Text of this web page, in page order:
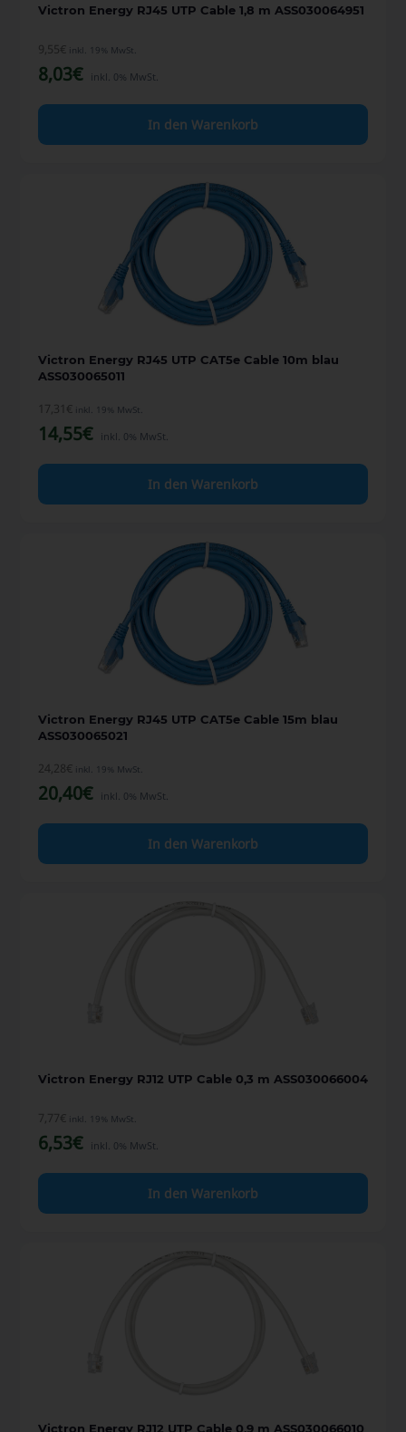
Victron Energy RJ45 UTP Cable 1,8 m ASS030064951
9,55€ inkl. 19% MwSt.
8,03€ inkl. 0% MwSt.
In den Warenkorb
Victron Energy RJ45 UTP CAT5e Cable 10m blau
ASS030065011
17,31 € inkl. 19% MwSt.
14,55€ inkl. 0% MwSt.
In den Warenkorb
Victron Energy RJ45 UTP CAT5e Cable 15m blau
ASS030065021
24,28€ inkl. 19% MwSt.
20,40€ inkl. 0% MwSt.
In den Warenkorb
Victron Energy RJ12 UTP Cable 0,3 m ASS030066004
7,77€ inkl. 19% MwSt.
6,53€ inkl. 0% MwSt.
In den Warenkorb
Victron Energy RJ12 UTP Cable 0,9 m ASS030066010